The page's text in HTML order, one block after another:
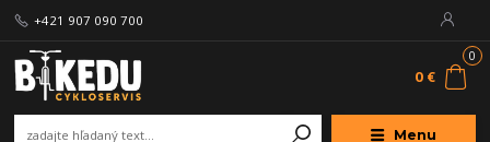
Menu
+421 907 090 700
0
0 €